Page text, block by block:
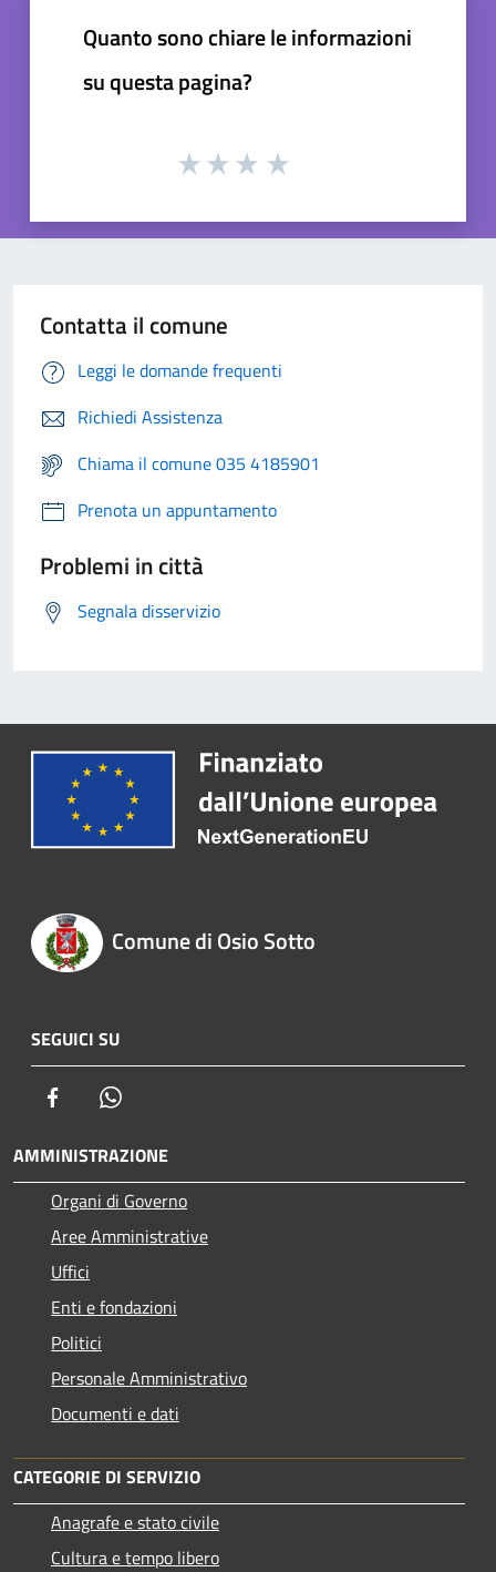
Quanto sono chiare le informazioni
su questa pagina?
Contatta il comune
Leggi le domande frequenti
Richiedi Assistenza
Chiama il comune 035 4185901
Prenota un appuntamento
Problemi in città
Segnala disservizio
Comune di Osio Sotto
SEGUICI SU
Facebook
AMMINISTRAZIONE
Organi di Governo
Aree Amministrative
Uffici
Enti e fondazioni
Politici
Personale Amministrativo
Documenti e dati
CATEGORIE DI SERVIZIO
Anagrafe e stato civile
Cultura e tempo libero